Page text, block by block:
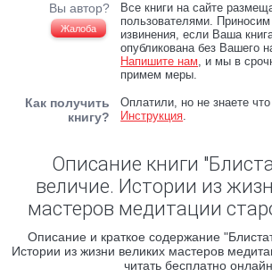
Вы автор?
Жалоба
Все книги на сайте
пользователями.
извинения, если Ваша
опубликована без Вашего
Напишите нам, и мы в
примем меры.
Как получить
книгу?
Оплатили, но не знаете
Инструкция.
Описание книги
величие. Истории из
мастеров медитации
Описание и краткое содержание
Истории из жизни великих мастеров
читать бесплатно онлайн.